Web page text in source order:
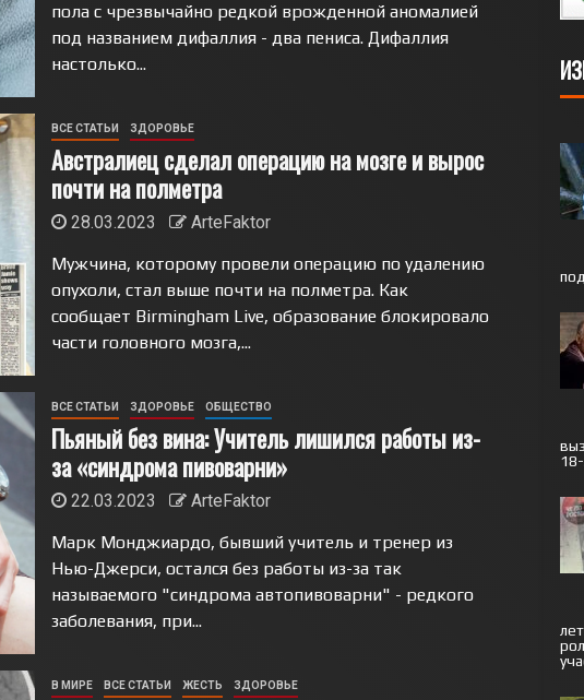
пола с чрезвычайно редкой врожденной аномалией
под названием дифаллия - два пениса. Дифаллия
настолько...
ВСЕ СТАТЬИ ЗДОРОВЬЕ
Австралиец сделал операцию на мозге и вырос
почти на полметра
28.03.2023
ArteFaktor
Мужчина, которому провели операцию по удалению
опухоли, стал выше почти на полметра. Как
сообщает Birmingham Live, образование блокировало
части головного мозга,...
ВСЕ СТАТЬИ ЗДОРОВЬЕ ОБЩЕСТВО
Пьяный без вина: Учитель лишился работы из-
за «синдрома пивоварни»
22.03.2023
ArteFaktor
Марк Монджиардо, бывший учитель и тренер из
Нью-Джерси, остался без работы из-за так
называемого "синдрома автопивоварни" - редкого
заболевания, при...
В МИРЕ ВСЕ СТАТЬИ ЖЕСТЬ ЗДОРОВЬЕ